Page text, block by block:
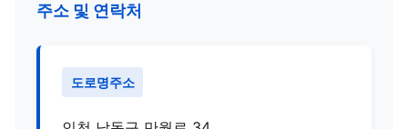
주소 및 연락처
도로명주소